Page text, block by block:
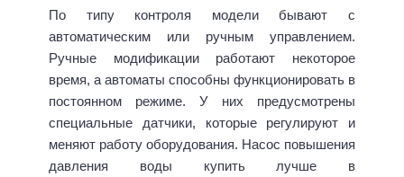
По типу контроля модели бывают с
автоматическим или ручным управлением.
Ручные модификации работают некоторое
время, а автоматы способны функционировать в
постоянном режиме. У них предусмотрены
специальные датчики, которые регулируют и
меняют работу оборудования. Насос повышения
давления воды купить лучше в